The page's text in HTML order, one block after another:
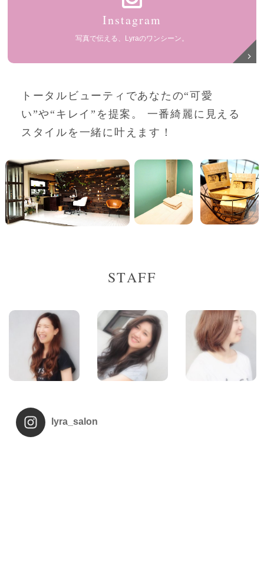
Instagram
写真で伝える、Lyraのワンシーン。
トータルビューティであなたの“可愛
い”や“キレイ”を提案。
一番綺麗に見える
スタイルを一緒に叶えます！
STAFF
lyra_salon